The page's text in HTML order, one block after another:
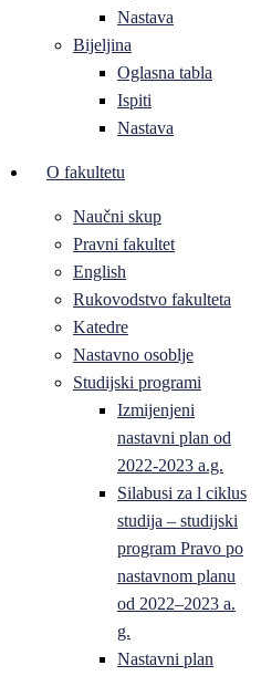
Nastava
Bijeljina
Oglasna tabla
Ispiti
Nastava
O fakultetu
Naučni skup
Pravni fakultet
English
Rukovodstvo fakulteta
Katedre
Nastavno osoblje
Studijski programi
Izmijenjeni
nastavni plan od
2022-2023 a.g.
Silabusi za l ciklus
studija – studijski
program Pravo po
nastavnom planu
od 2022–2023 a.
g.
Nastavni plan